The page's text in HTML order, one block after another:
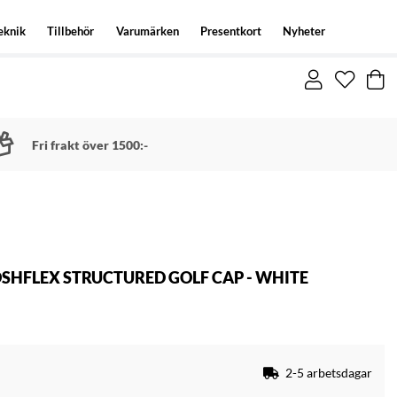
Tillbehör Varumärken Presentkort Nyheter
Fri frakt över 1500:-
STRUCTURED GOLF CAP - WHITE
2-5 arbetsdagar